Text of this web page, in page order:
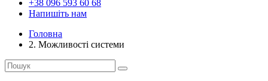
+38 096 593 60 68
Напишіть нам
Головна
2. Можливості системи